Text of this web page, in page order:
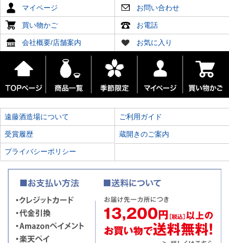
マイページ お問い合わせ
買い物かご お電話
会社概要/店舗案内 お気に入り
遠藤酒造場について ご利用ガイド
受賞履歴 蔵開きのご案内
プライバシーポリシー